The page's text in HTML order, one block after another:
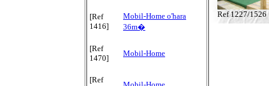
[Ref
1416]
Mobil-Home o'hara
36m�
[Ref
1470]
Mobil-Home
[Ref
Ref 1227/1526